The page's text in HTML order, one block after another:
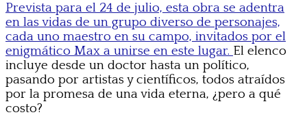
Prevista para el 24 de julio, esta obra se adentra
en las vidas de un grupo diverso de personajes,
cada uno maestro en su campo, invitados por el
enigmático Max a unirse en este lugar. El elenco
incluye desde un doctor hasta un político,
pasando por artistas y científicos, todos atraídos
por la promesa de una vida eterna, ¿pero a qué
costo?